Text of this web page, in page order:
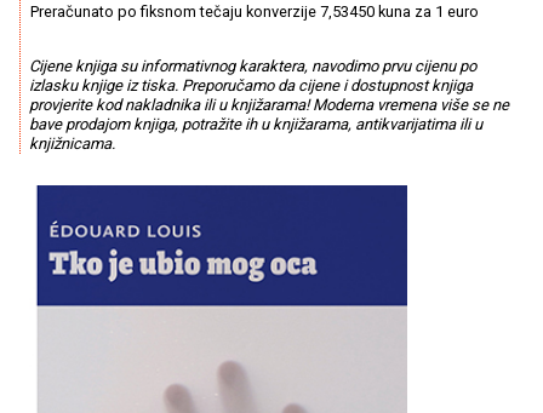
Preračunato po fiksnom tečaju konverzije 7,53450 kuna za 1 euro
Cijene knjiga su informativnog karaktera, navodimo prvu cijenu po
izlasku knjige iz tiska. Preporučamo da cijene i dostupnost knjiga
provjerite kod nakladnika ili u knjižarama! Moderna vremena više se ne
bave prodajom knjiga, potražite ih u knjižarama, antikvarijatima ili u
knjižnicama.